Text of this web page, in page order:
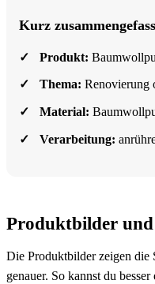
Kurz
Produkt:
Thema: Renovierung
Material:
Verarbeitung:
Produktbilder
Die Produktbilder zeigen die
genauer. So kannst du